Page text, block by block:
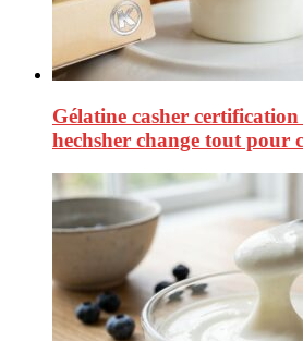
Gélatine casher
hechsher change tout pour